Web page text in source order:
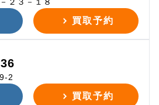
２３－１８
買取予約
2
買取予約